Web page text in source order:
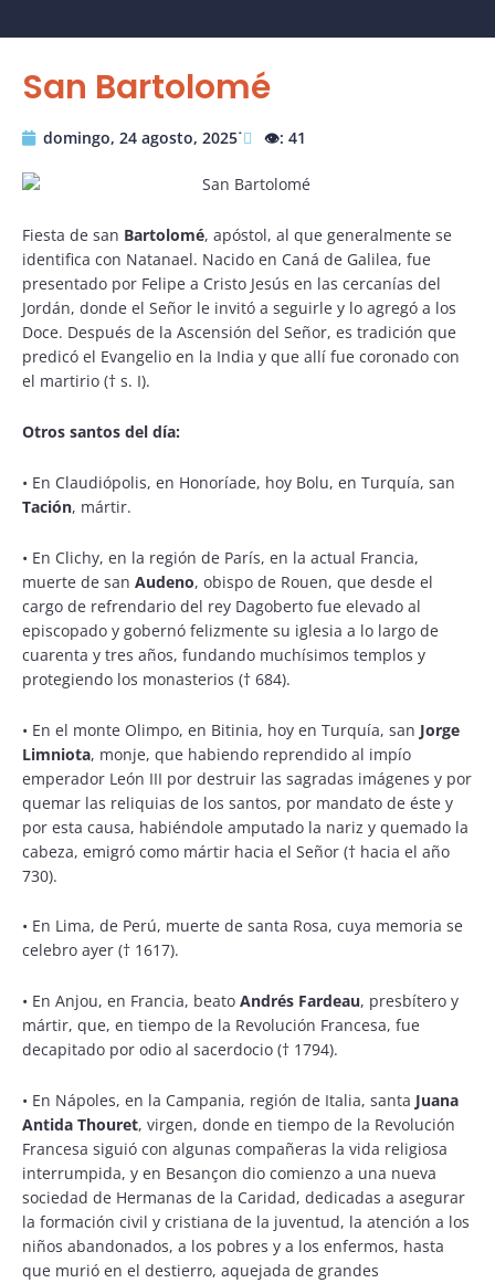
San Bartolomé
domingo, 24 agosto, 2025˙ 👁️: 41
Fiesta de san Bartolomé, apóstol, al que generalmente se
identifica con Natanael. Nacido en Caná de Galilea, fue
presentado por Felipe a Cristo Jesús en las cercanías del
Jordán, donde el Señor le invitó a seguirle y lo agregó a los
Doce. Después de la Ascensión del Señor, es tradición que
predicó el Evangelio en la India y que allí fue coronado con
el martirio († s. I).
Otros santos del día:
• En Claudiópolis, en Honoríade, hoy Bolu, en Turquía, san
Tación, mártir.
• En Clichy, en la región de París, en la actual Francia,
muerte de san Audeno, obispo de Rouen, que desde el
cargo de refrendario del rey Dagoberto fue elevado al
episcopado y gobernó felizmente su iglesia a lo largo de
cuarenta y tres años, fundando muchísimos templos y
protegiendo los monasterios († 684).
• En el monte Olimpo, en Bitinia, hoy en Turquía, san Jorge
Limniota, monje, que habiendo reprendido al impío
emperador León III por destruir las sagradas imágenes y por
quemar las reliquias de los santos, por mandato de éste y
por esta causa, habiéndole amputado la nariz y quemado la
cabeza, emigró como mártir hacia el Señor († hacia el año
730).
• En Lima, de Perú, muerte de santa Rosa, cuya memoria se
celebro ayer († 1617).
• En Anjou, en Francia, beato Andrés Fardeau, presbítero y
mártir, que, en tiempo de la Revolución Francesa, fue
decapitado por odio al sacerdocio († 1794).
• En Nápoles, en la Campania, región de Italia, santa Juana
Antida Thouret, virgen, donde en tiempo de la Revolución
Francesa siguió con algunas compañeras la vida religiosa
interrumpida, y en Besançon dio comienzo a una nueva
sociedad de Hermanas de la Caridad, dedicadas a asegurar
la formación civil y cristiana de la juventud, la atención a los
niños abandonados, a los pobres y a los enfermos, hasta
que murió en el destierro, aquejada de grandes